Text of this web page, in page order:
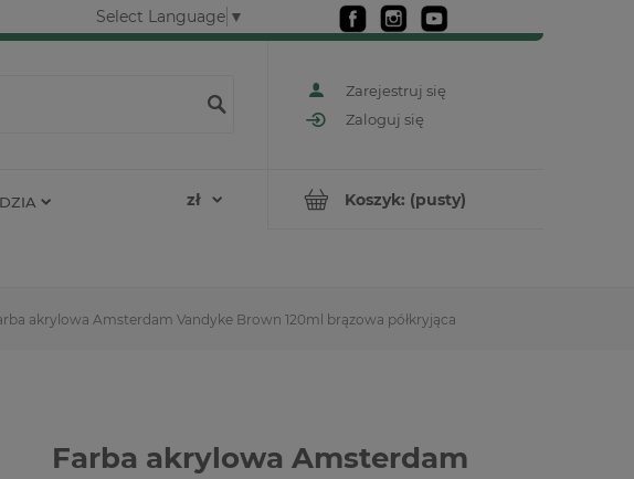
Select Language ▼
Zarejestruj się
Zaloguj się
Koszyk: (pusty)
akrylowa Amsterdam Vandyke Brown 120ml brązowa półkryjąca
Farba akrylowa Amsterdam